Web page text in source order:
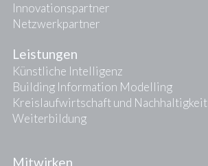
Innovationspartner
Netzwerkpartner
Leistungen
Künstliche Intelligenz
Building Information Modelling
Kreislaufwirtschaft und Nachhaltigkeit
Weiterbildung
Mitwirken